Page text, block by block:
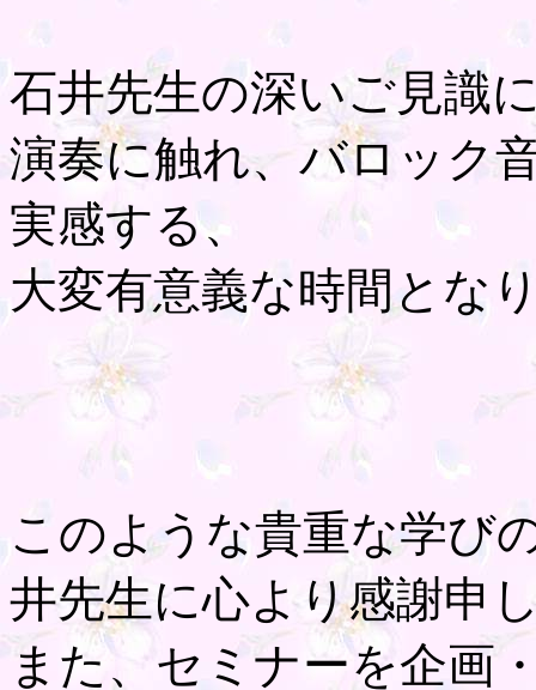
石井先生の深いご見識
演奏に触れ、バロック
実感する、
大変有意義な時間とな
このような貴重な学び
井先生に心より感謝申
また、セミナーを企画